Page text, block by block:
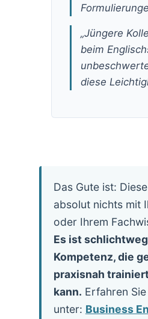
„Jüngere
beim
diese
Das Gute ist:
absolut nichts mit
oder Ihrem
Es ist
Kompetenz, die
praxisnah
kann. Erfahren
unter: Business